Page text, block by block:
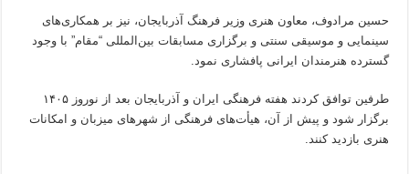
حسین مرادوف، معاون هنری وزیر فرهنگ آذربایجان، نیز بر همکاری‌های
سینمایی و موسیقی سنتی و برگزاری مسابقات بین‌المللی “مقام” با وجود
گسترده هنرمندان ایرانی پافشاری نمود.
طرفین توافق کردند هفته فرهنگی ایران و آذربایجان بعد از نوروز ۱۴۰۵
برگزار شود و پیش از آن، هیأت‌های فرهنگی از شهرهای میزبان و امکانات
هنری بازدید کنند.